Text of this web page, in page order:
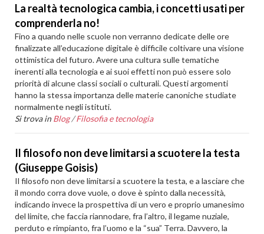
La realtà tecnologica cambia, i concetti usati per
comprenderla no!
Fino a quando nelle scuole non verranno dedicate delle ore
finalizzate all’educazione digitale è difficile coltivare una visione
ottimistica del futuro. Avere una cultura sulle tematiche
inerenti alla tecnologia e ai suoi effetti non può essere solo
priorità di alcune classi sociali o culturali. Questi argomenti
hanno la stessa importanza delle materie canoniche studiate
normalmente negli istituti.
Si trova in Blog /Filosofia e tecnologia
Il filosofo non deve limitarsi a scuotere la testa
(Giuseppe Goisis)
Il filosofo non deve limitarsi a scuotere la testa, e a lasciare che
il mondo corra dove vuole, o dove è spinto dalla necessità,
indicando invece la prospettiva di un vero e proprio umanesimo
del limite, che faccia riannodare, fra l’altro, il legame nuziale,
perduto e rimpianto, fra l’uomo e la “sua” Terra. Davvero, la